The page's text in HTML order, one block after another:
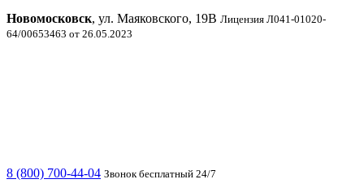
Новомосковск, ул. Маяковского, 19В Лицензия Л041-01020-
64/00653463 от 26.05.2023
8 (800) 700-44-04 Звонок бесплатный 24/7